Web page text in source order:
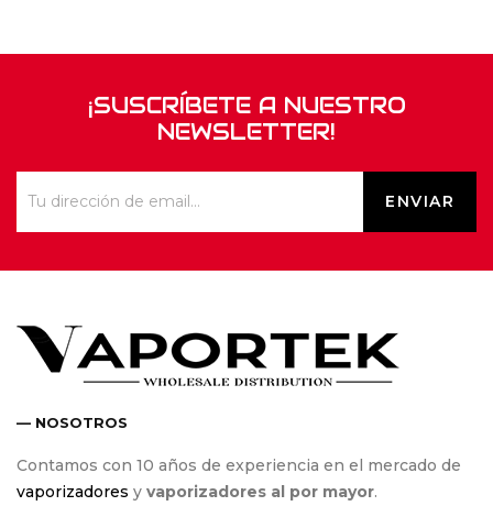
¡SUSCRÍBETE A NUESTRO
NEWSLETTER!
— NOSOTROS
Contamos con 10 años de experiencia en el mercado de
vaporizadores y vaporizadores al por mayor.